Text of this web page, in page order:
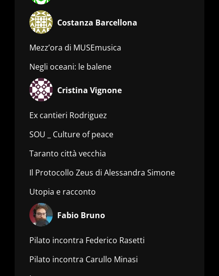
Costanza Barcellona
Mezz’ora di MUSEmusica
Negli oceani: le balene
Cristina Vignone
Ex cantieri Rodriguez
SOU _ Culture of peace
Taranto città vecchia
Il Protocollo Zeus di Alessandra Simone
Utopia e racconto
Fabio Bruno
Pilato incontra Federico Rasetti
Pilato incontra Carullo Minasi